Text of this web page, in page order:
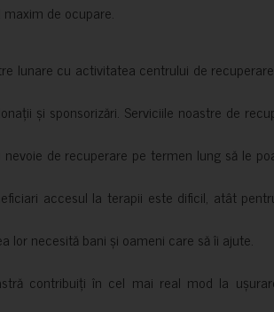
de ocupare.
lunare cu activitatea centrului de
și sponsorizări. Serviciile noastre de
de recuperare pe termen lung să le
accesul la terapii este dificil, atât
lor necesită bani și oameni care să îi ajute.
contribuiți în cel mai real mod la